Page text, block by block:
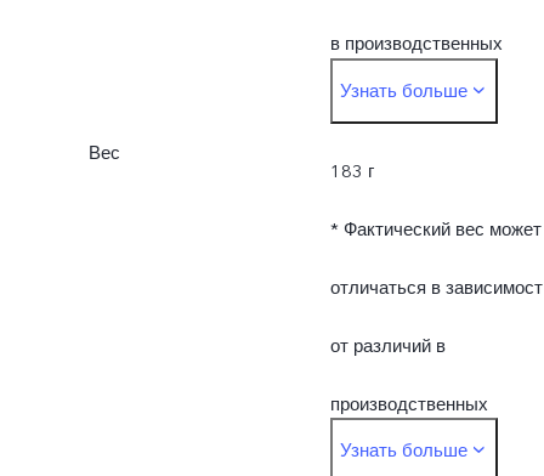
в производственных
процессах, способа
измерения и
используемых
Узнать больше
Вес
183 г
* Фактический вес может
отличаться в
от различий в
производственных
процессах, способа
Узнать больше